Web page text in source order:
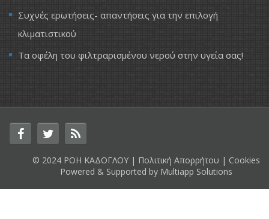
Συχνές ερωτήσεις- απαντήσεις για την επιλογή
κλιματιστικού
Τα οφέλη του φιλτραρισμένου νερού στην υγεία σας!
© 2024 ΡΟΗ ΚΑΔΟΓΛΟΥ | Πολιτική Απορρήτου | Cookies
Powered & Supported by Multiapp Solutions